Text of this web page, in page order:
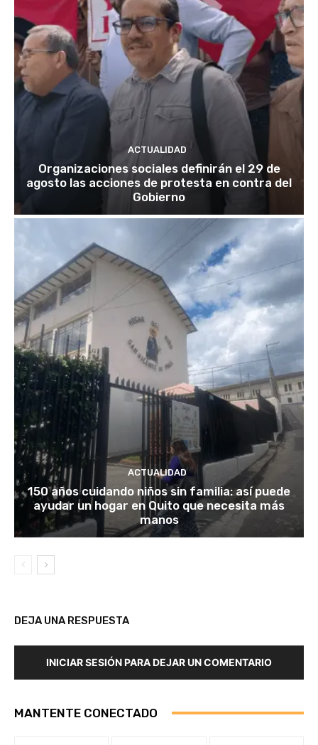
ACTUALIDAD
Organizaciones sociales definirán el 29 de
agosto las acciones de protesta en contra del
Gobierno
ACTUALIDAD
150 años cuidando niños sin familia: así puede
ayudar un hogar en Quito que necesita más
manos
DEJA UNA RESPUESTA
INICIAR SESIÓN PARA DEJAR UN COMENTARIO
MANTENTE CONECTADO